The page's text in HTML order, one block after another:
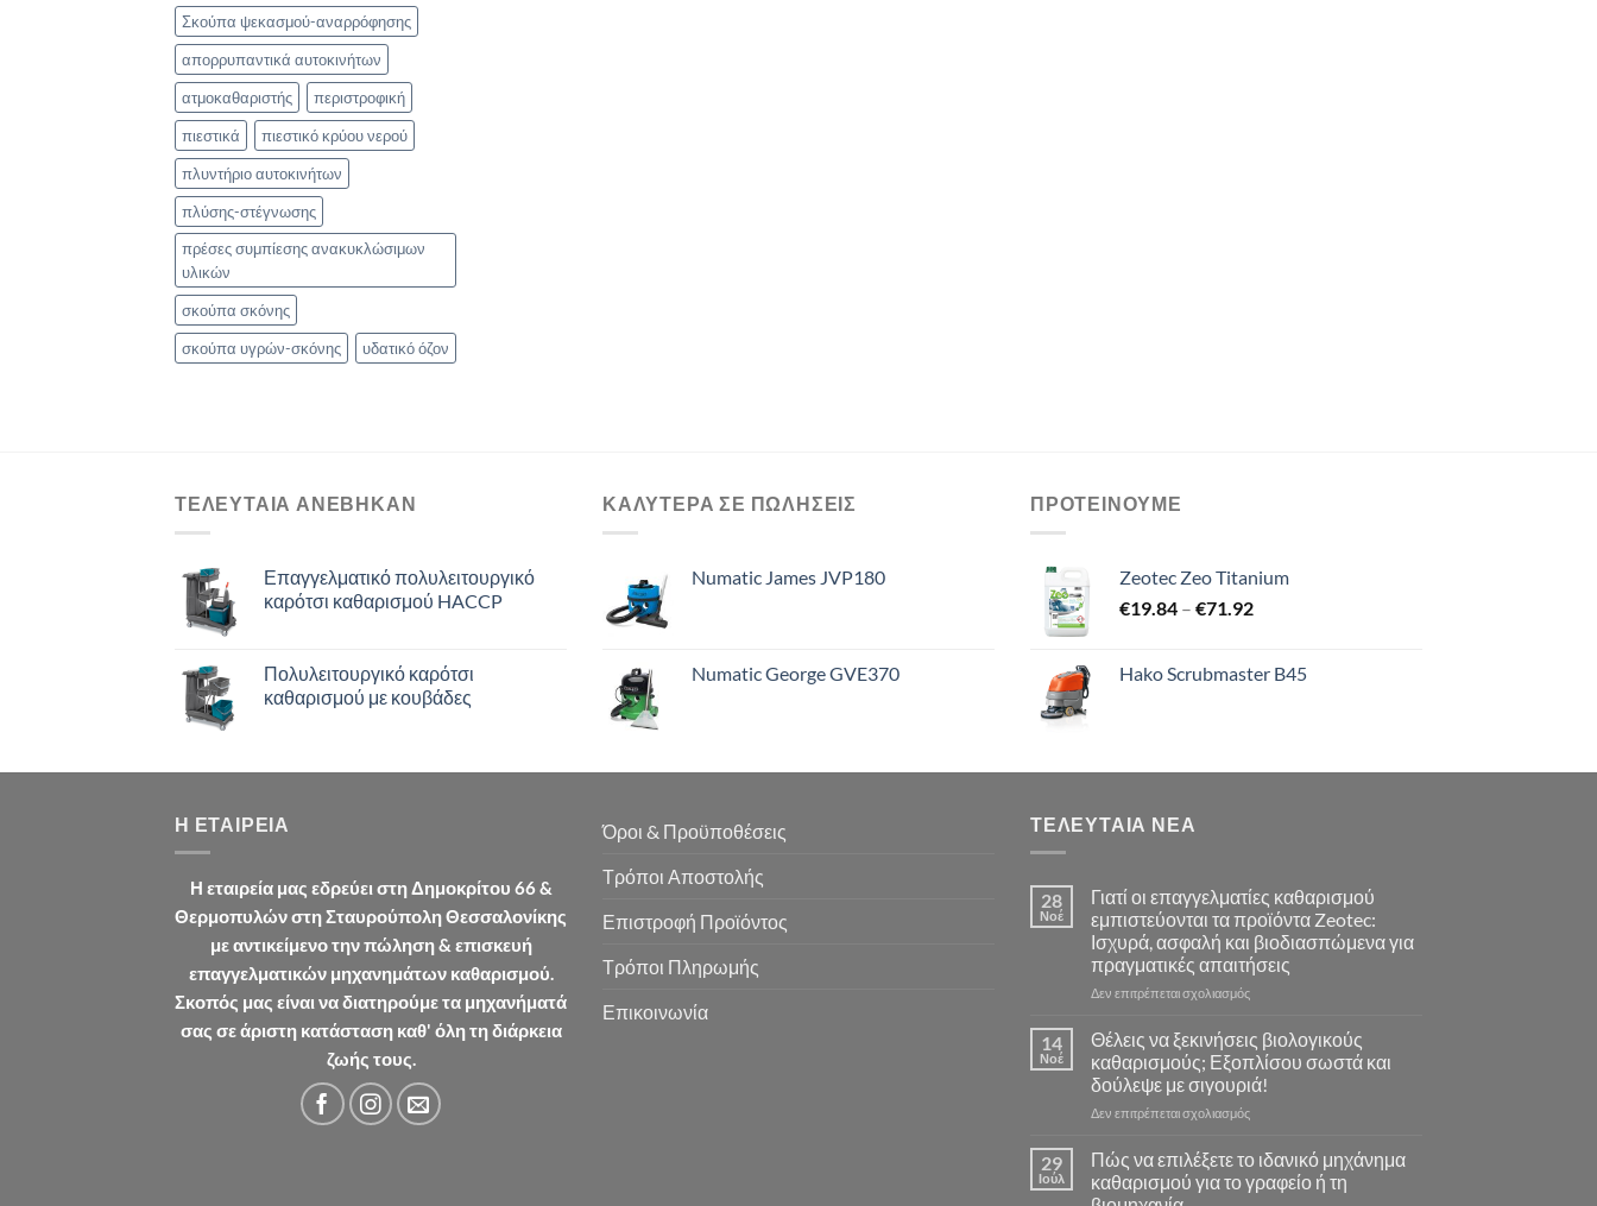
Σκούπα ψεκασμού-αναρρόφησης
απορρυπαντικά αυτοκινήτων
ατμοκαθαριστής
περιστροφική
πιεστικά
πιεστικό κρύου νερού
πλυντήριο αυτοκινήτων
πλύσης-στέγνωσης
πρέσες συμπίεσης ανακυκλώσιμων
υλικών
σκούπα σκόνης
σκούπα υγρών-σκόνης
υδατικό όζον
ΤΕΛΕΥΤΑΙΑ ΑΝΈΒΗΚΑΝ
Επαγγελματικό πολυλειτουργικό
καρότσι καθαρισμού HACCP
Πολυλειτουργικό καρότσι
καθαρισμού με κουβάδες
ΚΑΛΥΤΕΡΑ ΣΕ ΠΩΛΗΣΕΙΣ
Numatic James JVP180
Numatic George GVE370
ΠΡΟΤΕΙΝΟΥΜΕ
Zeotec Zeo Titanium
€19.84 – €71.92Price
through
Hako Scrubmaster B45
Η ΕΤΑΙΡΕΊΑ
Η εταιρεία μας εδρεύει στη Δημοκρίτου 66 &
Θερμοπυλών στη Σταυρούπολη Θεσσαλονίκης
με αντικείμενο την πώληση & επισκευή
επαγγελματικών μηχανημάτων καθαρισμού.
Σκοπός μας είναι να διατηρούμε τα μηχανήματά
σας σε άριστη κατάσταση καθ' όλη τη διάρκεια
ζωής τους.
Όροι & Προϋποθέσεις
Τρόποι Αποστολής
Επιστροφή Προϊόντος
Τρόποι Πληρωμής
Επικοινωνία
ΤΕΛΕΥΤΑΊΑ ΝΈΑ
28
Νοέ
Γιατί οι επαγγελματίες καθαρισμού
εμπιστεύονται τα προϊόντα Zeotec:
Ισχυρά, ασφαλή και βιοδιασπώμενα για
πραγματικές απαιτήσεις
Δεν επιτρέπεται σχολιασμόςστο
επαγγελματίες
καθαρισμού
εμπιστεύονται
τα
Zeotec:
ασφαλή
14
Νοέ
Θέλεις να ξεκινήσεις βιολογικούς
καθαρισμούς; Εξοπλίσου σωστά και
δούλεψε με σιγουριά!
Δεν επιτρέπεται σχολιασμόςστο
ξεκινήσεις
βιολογικούς
29
Ιούλ
Πώς να επιλέξετε το ιδανικό μηχάνημα
καθαρισμού για το γραφείο ή τη